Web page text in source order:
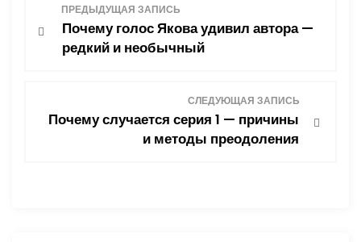
ПРЕДЫДУЩАЯ ЗАПИСЬ
Почему голос Якова удивил автора —
редкий и необычный
СЛЕДУЮЩАЯ ЗАПИСЬ
Почему случается серия 1 — причины
и методы преодоления